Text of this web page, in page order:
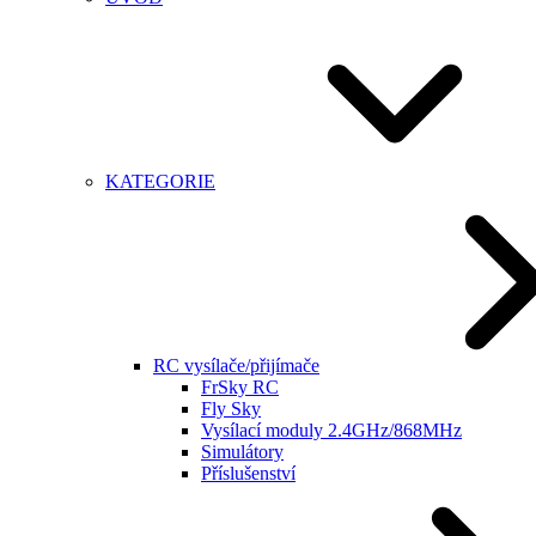
KATEGORIE
RC vysílače/přijímače
FrSky RC
Fly Sky
Vysílací moduly 2.4GHz/868MHz
Simulátory
Příslušenství